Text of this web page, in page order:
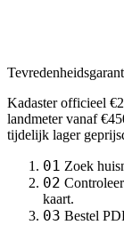
Kadaster officieel
landmetervanaf
tijdelijk lager
01 Zoek
02
kaart.
03 Bestel